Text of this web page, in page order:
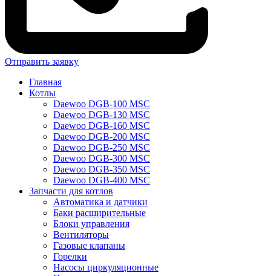
Отправить заявку
Главная
Котлы
Daewoo DGB-100 MSC
Daewoo DGB-130 MSC
Daewoo DGB-160 MSC
Daewoo DGB-200 MSC
Daewoo DGB-250 MSC
Daewoo DGB-300 MSC
Daewoo DGB-350 MSC
Daewoo DGB-400 MSC
Запчасти для котлов
Автоматика и датчики
Баки расширительные
Блоки управления
Вентиляторы
Газовые клапаны
Горелки
Насосы циркуляционные